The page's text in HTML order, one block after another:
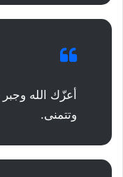
أعزّك الله
وتتمنى.